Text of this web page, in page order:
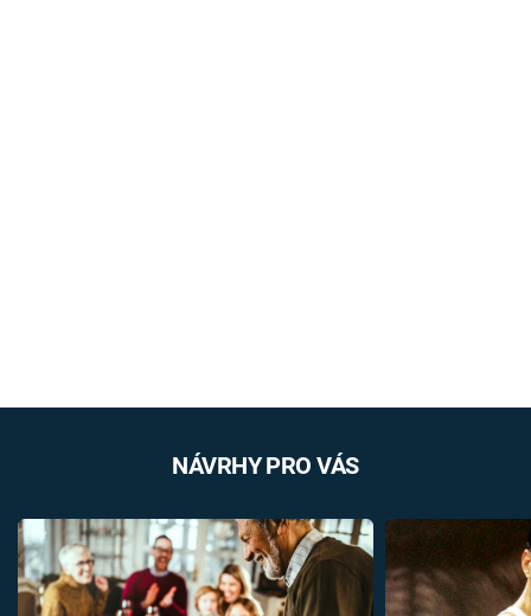
NÁVRHY PRO VÁS